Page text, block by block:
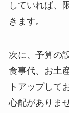
していれば、
きます。
次に、予算の
食事代、お土
トアップして
心配がありま